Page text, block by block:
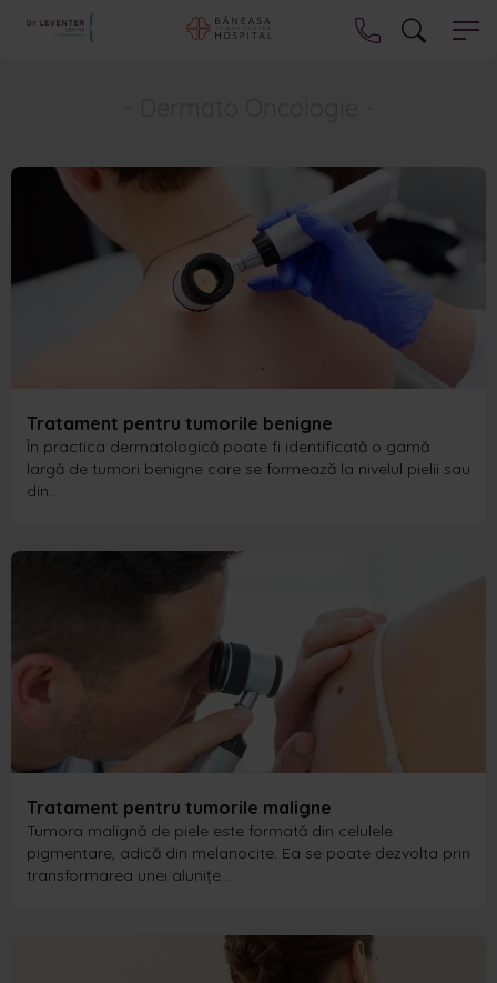
Tratament pentru tumorile benigne
În practica dermatologică poate fi identificată o gamă
largă de tumori benigne care se formează la nivelul pielii sau
din…
Tratament pentru tumorile maligne
Tumora malignă de piele este formată din celulele
pigmentare, adică din melanocite. Ea se poate dezvolta prin
transformarea unei alunițe…